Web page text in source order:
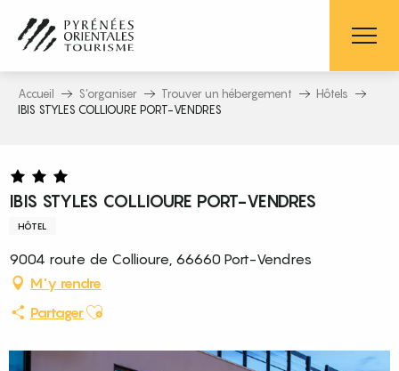
contenu
principal
Accueil S’organiser Trouver un hébergement
Hôtels
IBIS STYLES COLLIOURE PORT-VENDRES
IBIS STYLES COLLIOURE PORT-VENDRES
HÔTEL
9004 route de Collioure, 66660 Port-Vendres
M'y rendre
PartagerAjouter aux favoris